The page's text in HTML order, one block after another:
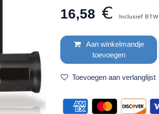
16,58 € Inclusief BTW
Aan winkelmandje
toevoegen
Toevoegen aan verlanglijst